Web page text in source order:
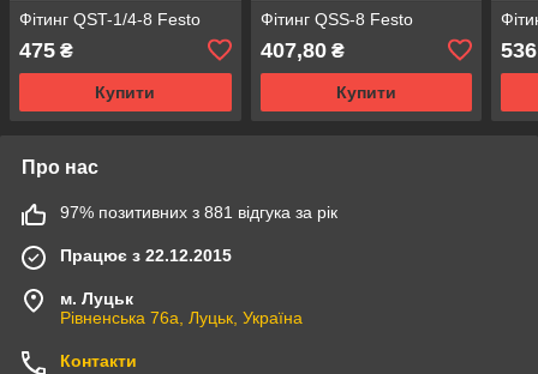
Фітинг QST-1/4-8 Festo
475 ₴
Купити
Фітинг QSS-8 Festo
407,80₴
Купити
Про нас
97% позитивних з 881 відгука за рік
Працює з 22.12.2015
м. Луцьк
Рівненська 76а, Луцьк, Україна
Контакти